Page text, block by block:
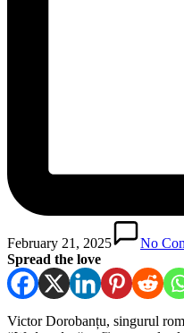
February 21, 2025
No
Spread the love
Victor Dorobanțu, singurul